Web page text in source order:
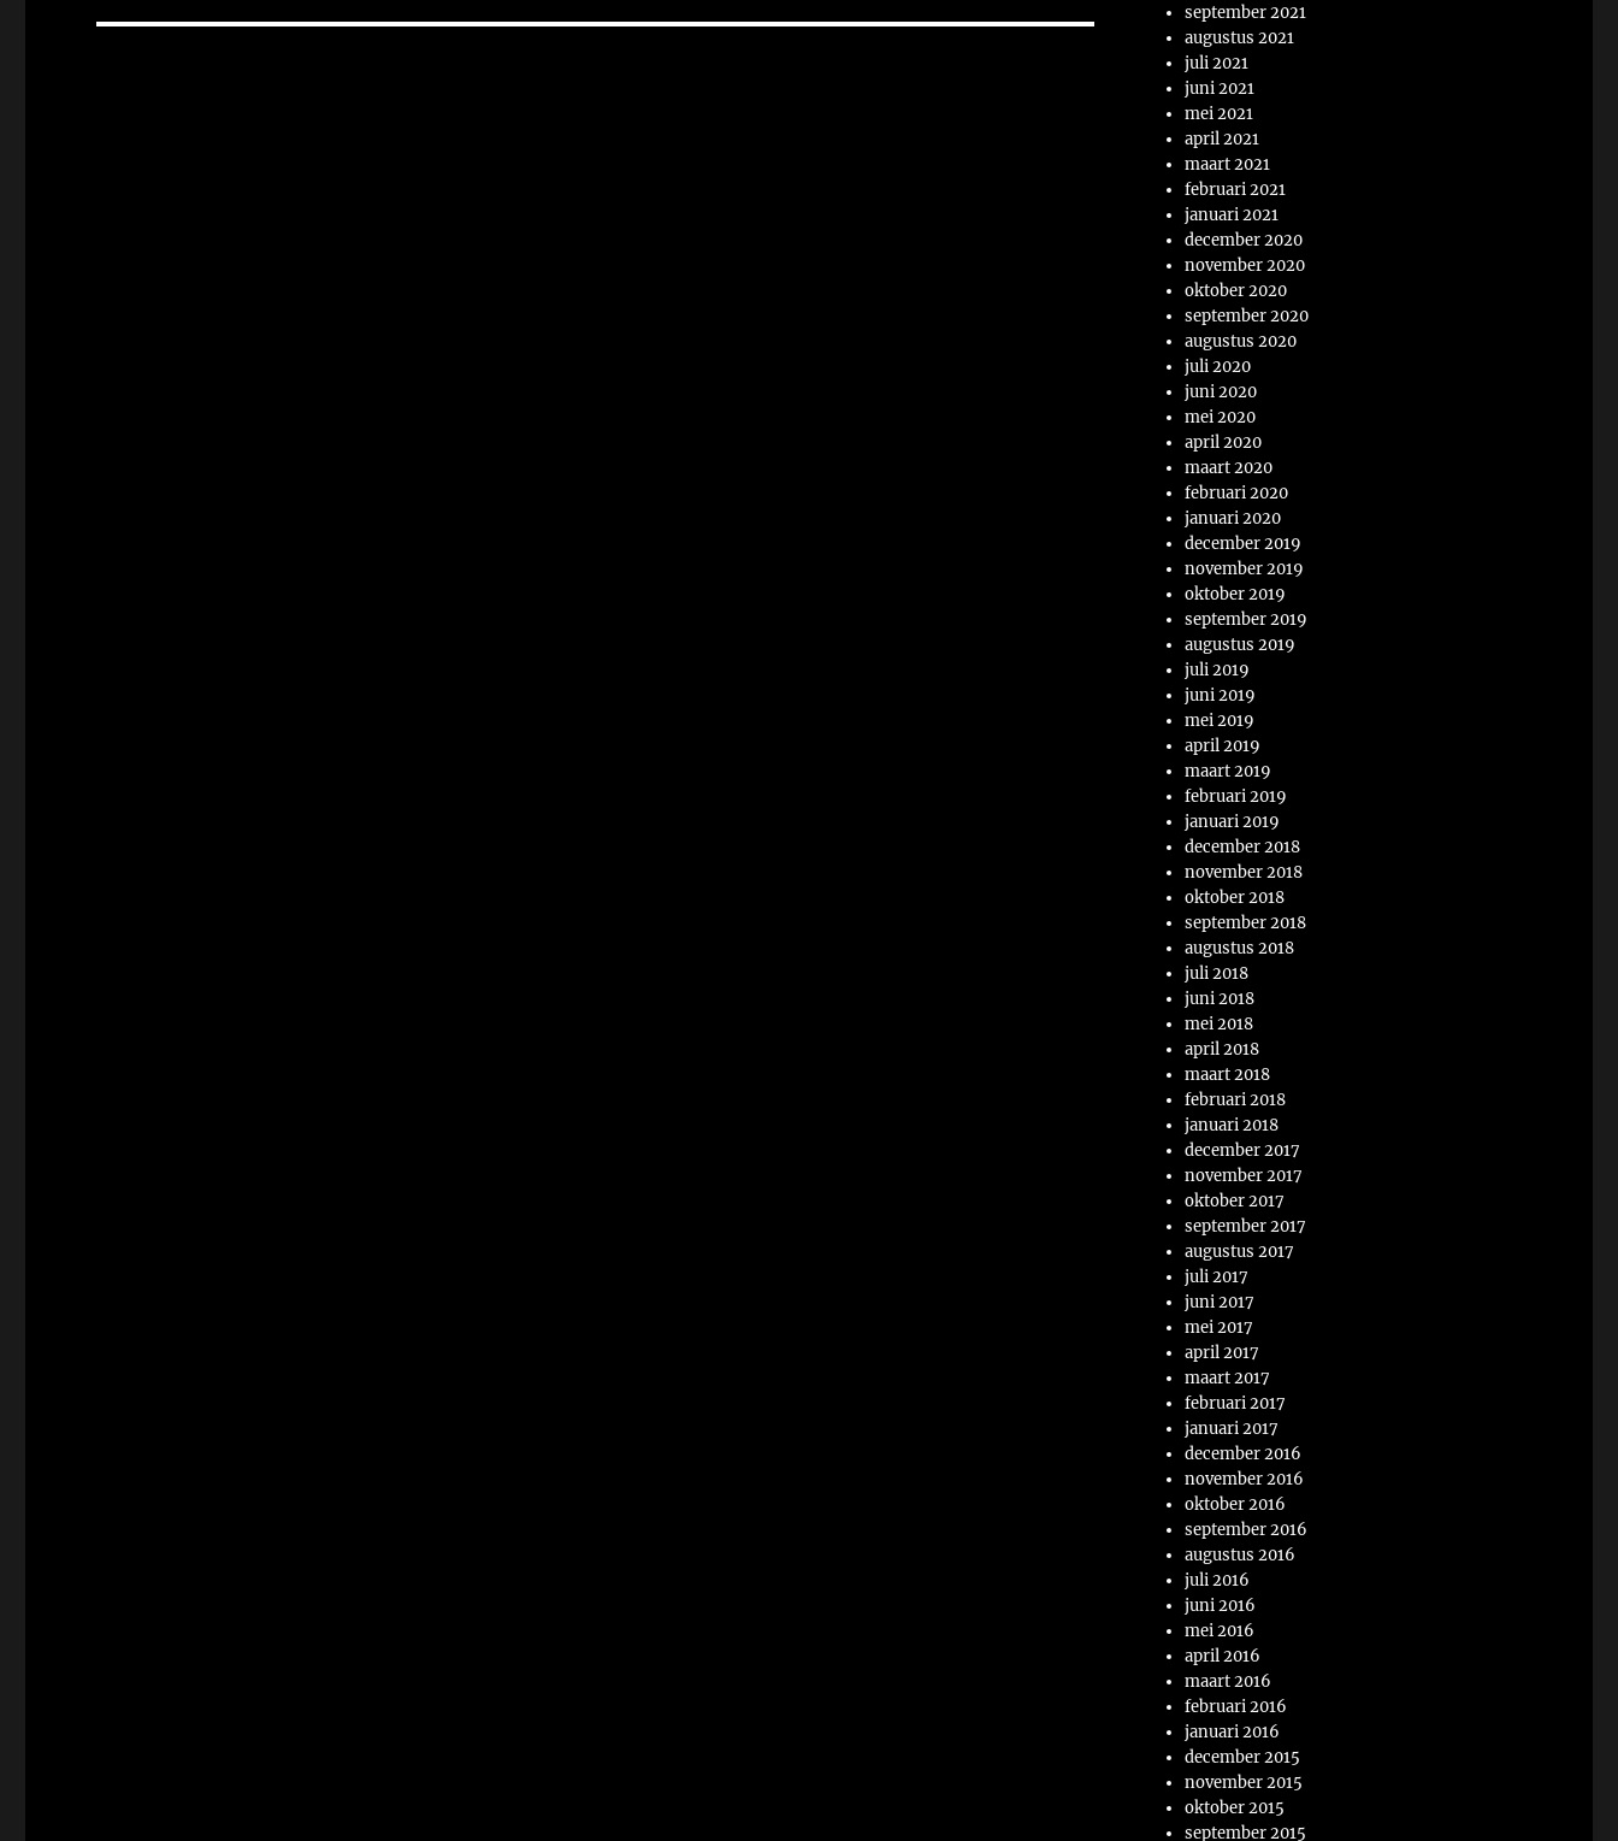
september 2021
augustus 2021
juli 2021
juni 2021
mei 2021
april 2021
maart 2021
februari 2021
januari 2021
december 2020
november 2020
oktober 2020
september 2020
augustus 2020
juli 2020
juni 2020
mei 2020
april 2020
maart 2020
februari 2020
januari 2020
december 2019
november 2019
oktober 2019
september 2019
augustus 2019
juli 2019
juni 2019
mei 2019
april 2019
maart 2019
februari 2019
januari 2019
december 2018
november 2018
oktober 2018
september 2018
augustus 2018
juli 2018
juni 2018
mei 2018
april 2018
maart 2018
februari 2018
januari 2018
december 2017
november 2017
oktober 2017
september 2017
augustus 2017
juli 2017
juni 2017
mei 2017
april 2017
maart 2017
februari 2017
januari 2017
december 2016
november 2016
oktober 2016
september 2016
augustus 2016
juli 2016
juni 2016
mei 2016
april 2016
maart 2016
februari 2016
januari 2016
december 2015
november 2015
oktober 2015
september 2015